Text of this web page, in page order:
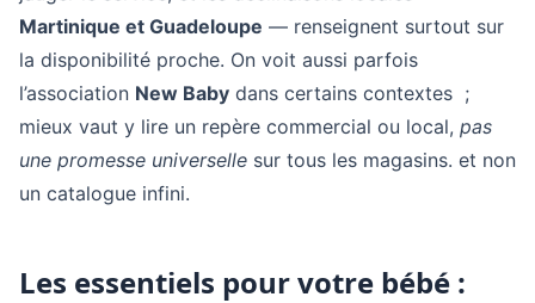
Martinique et Guadeloupe — renseignent surtout sur
la disponibilité proche. On voit aussi parfois
l’association New Baby dans certains contextes ;
mieux vaut y lire un repère commercial ou local, pas
une promesse universelle sur tous les magasins. et non
un catalogue infini.
Les essentiels pour votre bébé :